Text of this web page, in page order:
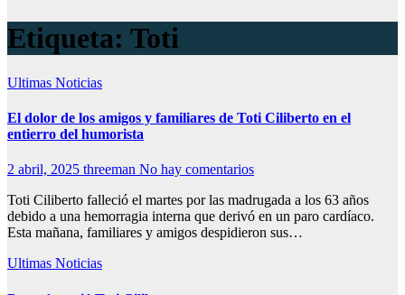
Etiqueta: Toti
Ultimas Noticias
El dolor de los amigos y familiares de Toti Ciliberto en el
entierro del humorista
2 abril, 2025 threeman No hay comentarios
Toti Ciliberto falleció el martes por las madrugada a los 63 años
debido a una hemorragia interna que derivó en un paro cardíaco.
Esta mañana, familiares y amigos despidieron sus…
Ultimas Noticias